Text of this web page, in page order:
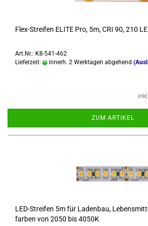
Flex-​Strei­fen ELITE Pro, 5m, CRI 90, 210
Art.Nr.: K8-541-462
Lieferzeit:
innerh. 2 Werktagen abgehend
ZUM ARTIKEL
LED-​Strei­fen 5m für La­den­bau,
far­ben von 2050 bis 4050K